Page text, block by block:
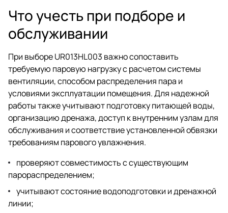
Что учесть при подборе и
обслуживании
При выборе UR013HL003 важно сопоставить
требуемую паровую нагрузку с расчетом системы
вентиляции, способом распределения пара и
условиями эксплуатации помещения. Для надежной
работы также учитывают подготовку питающей воды,
организацию дренажа, доступ к внутренним узлам для
обслуживания и соответствие установленной обвязки
требованиям парового увлажнения.
проверяют совместимость с существующим
парораспределением;
учитывают состояние водоподготовки и дренажной
линии;